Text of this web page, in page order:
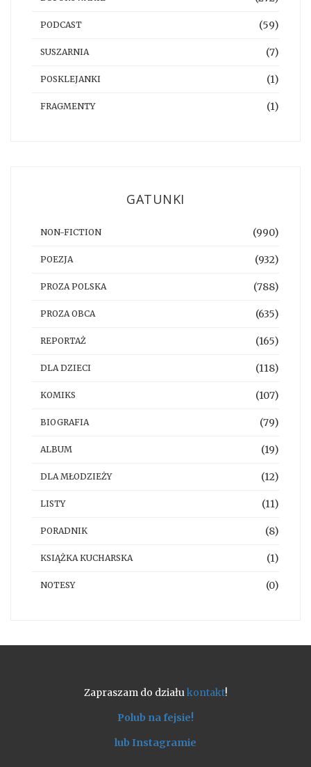
PODCAST (59)
SUSZARNIA (7)
POSKLEJANKI (1)
FRAGMENTY (1)
GATUNKI
NON-FICTION (990)
POEZJA (932)
PROZA POLSKA (788)
PROZA OBCA (635)
REPORTAŻ (165)
DLA DZIECI (118)
KOMIKS (107)
BIOGRAFIA (79)
ALBUM (19)
DLA MŁODZIEŻY (12)
LISTY (11)
PORADNIK (8)
KSIĄŻKA KUCHARSKA (1)
NOTESY (0)
Zapraszam do działu kontakt!
Polub na fejsie!
lub Instagramie